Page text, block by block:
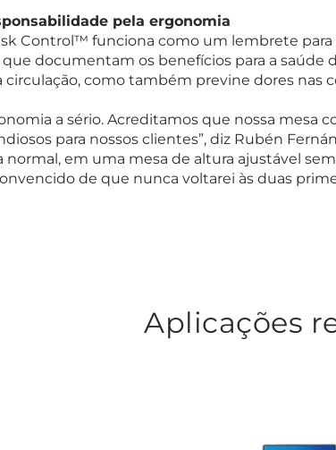
pela ergonomia
Control™ funciona como um lembrete
documentam os benefícios para a
circulação, como também previne dores nas
a sério. Acreditamos que nossa mesa
para nossos clientes”, diz Rubén
normal, em uma mesa de altura ajustável
de que nunca voltarei às duas
Aplicações